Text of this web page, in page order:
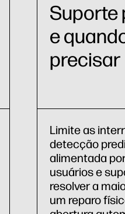
Suporte
e
precisar
Limite as
detecção
alimentada
usuários e
resolver a
um reparo